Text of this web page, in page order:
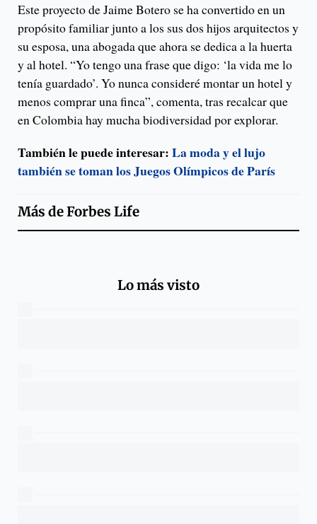
Este proyecto de Jaime Botero se ha convertido en un
propósito familiar junto a los sus dos hijos arquitectos y
su esposa, una abogada que ahora se dedica a la huerta
y al hotel. “Yo tengo una frase que digo: ‘la vida me lo
tenía guardado’. Yo nunca consideré montar un hotel y
menos comprar una finca”, comenta, tras recalcar que
en Colombia hay mucha biodiversidad por explorar.
También le puede interesar:La moda y el lujo
también se toman los Juegos Olímpicos de París
Más deForbes Life
Lo más visto